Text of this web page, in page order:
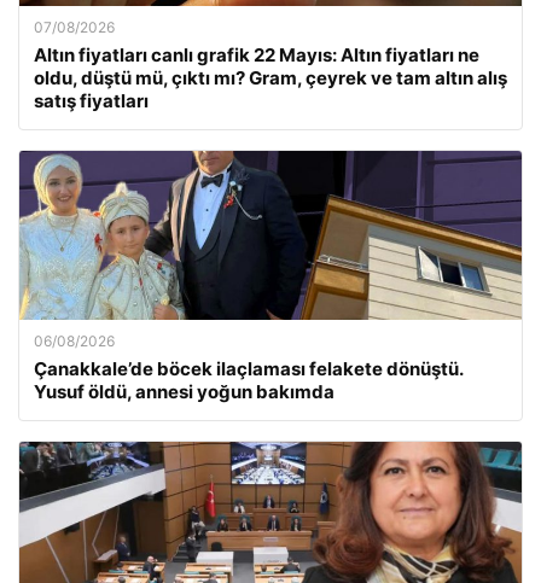
07/08/2026
Altın fiyatları canlı grafik 22 Mayıs: Altın fiyatları ne
oldu, düştü mü, çıktı mı? Gram, çeyrek ve tam altın alış
satış fiyatları
06/08/2026
Çanakkale’de böcek ilaçlaması felakete dönüştü.
Yusuf öldü, annesi yoğun bakımda